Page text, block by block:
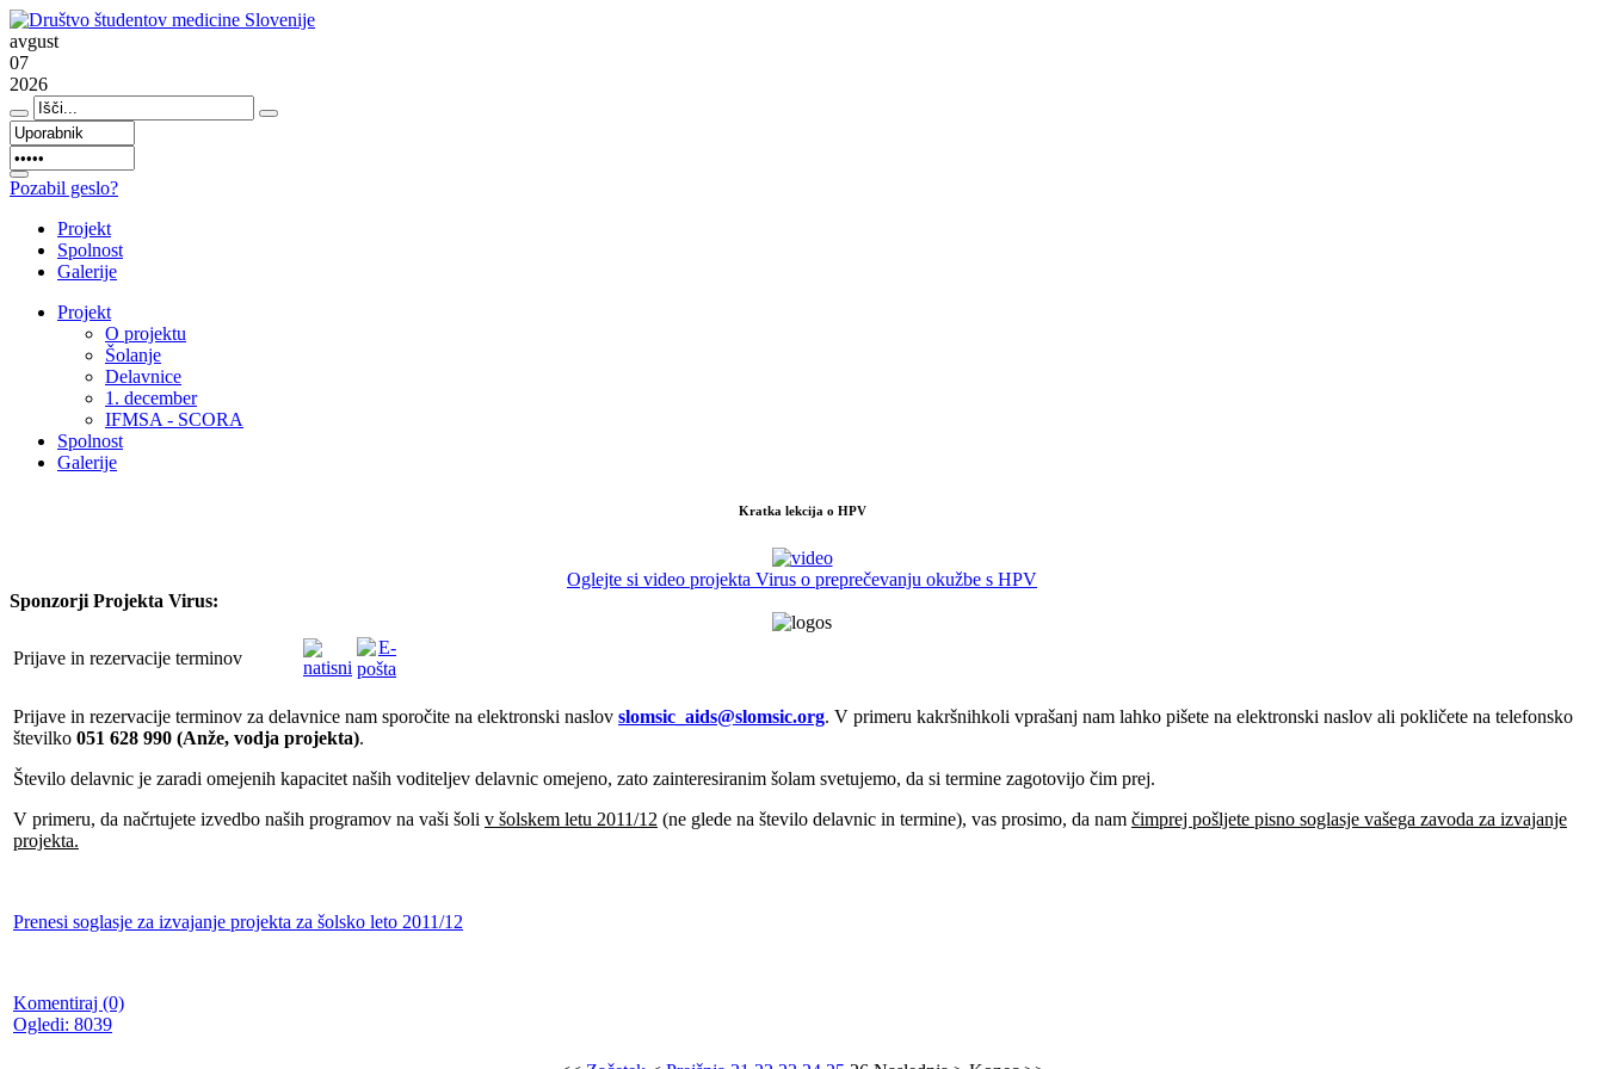
avgust
07
2026
Pozabil geslo?
Projekt
Spolnost
Galerije
Projekt
O projektu
Šolanje
Delavnice
1. december
IFMSA - SCORA
Spolnost
Galerije
Kratka lekcija o HPV
Oglejte si video projekta Virus o preprečevanju okužbe s HPV
Sponzorji Projekta Virus:
Prijave in rezervacije terminov
Prijave in rezervacije terminov za delavnice nam sporočite na elektronski naslov slomsic_aids@slomsic.org. V primeru kakršnihkoli vprašanj nam lahko pišete na elektronski naslov ali pokličete na telefonsko
številko 051 628 990 (Anže, vodja projekta).
Število delavnic je zaradi omejenih kapacitet naših voditeljev delavnic omejeno, zato zainteresiranim šolam svetujemo, da si termine zagotovijo čim prej.
V primeru, da načrtujete izvedbo naših programov na vaši šoli v šolskem letu 2011/12 (ne glede na število delavnic in termine), vas prosimo, da nam čimprej pošljete pisno soglasje vašega zavoda za izvajanje
projekta.
Prenesi soglasje za izvajanje projekta za šolsko leto 2011/12
Komentiraj (0)
Ogledi: 8039